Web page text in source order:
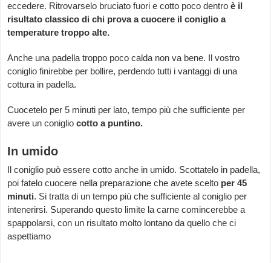
eccedere. Ritrovarselo bruciato fuori e cotto poco dentroè il
risultato classico di chi prova a cuocere il coniglio a
temperature troppo alte.
Anche una padella troppo poco calda non va bene. Il vostro
coniglio finirebbe per bollire, perdendo tutti i vantaggi di una
cottura in padella.
Cuocetelo per 5 minuti per lato, tempo più che sufficiente per
avere un conigliocotto a puntino.
In umido
Il coniglio può essere cotto anche in umido. Scottatelo in padella,
poi fatelo cuocere nella preparazione che avete scelto per 45
minuti. Si tratta di un tempo più che sufficiente al coniglio per
intenerirsi. Superando questo limite la carne comincerebbe a
spappolarsi, con un risultato molto lontano da quello che ci
aspettiamo